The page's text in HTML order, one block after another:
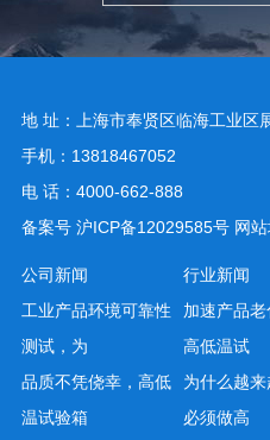
地 址：上海市奉贤区临海工业区
手机：13818467052
电 话：4000-662-888
备案号 沪ICP备12029585号 网
公司新闻
工业产品环境可靠性
测试，为
品质不凭侥幸，高低
温试验箱
行业新闻
加速产品老
高低温试
为什么越来
必须做高